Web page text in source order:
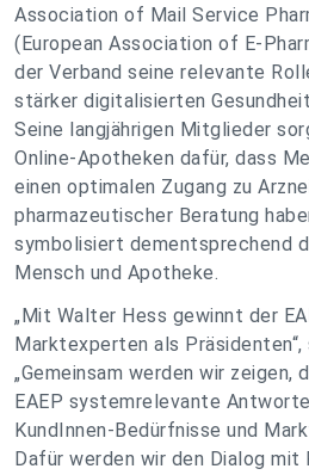
Association of Mail Service
(European Association of E-
der Verband seine relevante
stärker digitalisierten
Seine langjährigen Mitglieder
Online-Apotheken dafür, dass
einen optimalen Zugang zu
pharmazeutischer Beratung
symbolisiert dementsprechend
Mensch und Apotheke.
„Mit Walter Hess gewinnt der
Marktexperten als
„Gemeinsam werden wir zeigen,
EAEP systemrelevante
KundInnen-Bedürfnisse und
Dafür werden wir den Dialog